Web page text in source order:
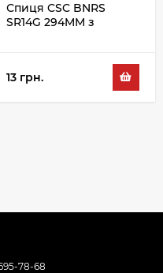
Спиця CSC BNRS
SR14G 294MM з
13 грн.
78-68